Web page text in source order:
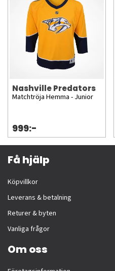
Nashville Predators
Matchtröja Hemma - Junior
999:-
Få hjälp
Köpvillkor
Leverans & betalning
Returer & byten
Vanliga frågor
Om oss